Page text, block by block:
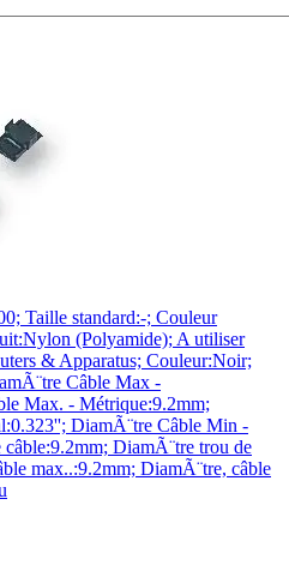
Taille standard:-; Couleur
(Polyamide); A utiliser
& Apparatus; Couleur:Noir;
Câble Max -
Max. - Métrique:9.2mm;
DiamÃ¨tre Câble Min -
DiamÃ¨tre trou de
max..:9.2mm; DiamÃ¨tre, câble